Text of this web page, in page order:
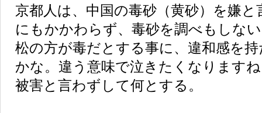
京都人は、中国の毒砂（黄砂）を嫌
にもかかわらず、毒砂を調べもしな
松の方が毒だとする事に、違和感を
かな。違う意味で泣きたくなります
被害と言わずして何とする。